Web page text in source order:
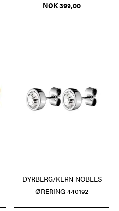
NOK 399,00
DYRBERG/KERN NOBLES
ØRERING 440192